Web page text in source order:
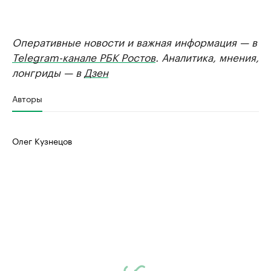
Оперативные новости и важная информация — в
Telegram-канале РБК Ростов. Аналитика, мнения,
лонгриды — в Дзен
Авторы
Олег Кузнецов